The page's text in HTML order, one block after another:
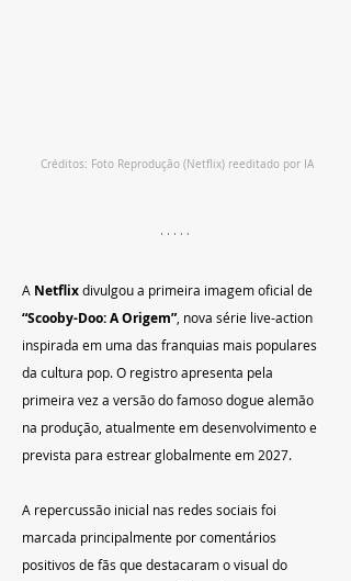
Créditos: Foto Reprodução (Netflix) reeditado por IA
A Netflix divulgou a primeira imagem oficial de
“Scooby-Doo: A Origem” , nova série live-action
inspirada em uma das franquias mais populares
da cultura pop. O registro apresenta pela
primeira vez a versão do famoso dogue alemão
na produção, atualmente em desenvolvimento e
prevista para estrear globalmente em 2027.
A repercussão inicial nas redes sociais foi
marcada principalmente por comentários
positivos de fãs que destacaram o visual do